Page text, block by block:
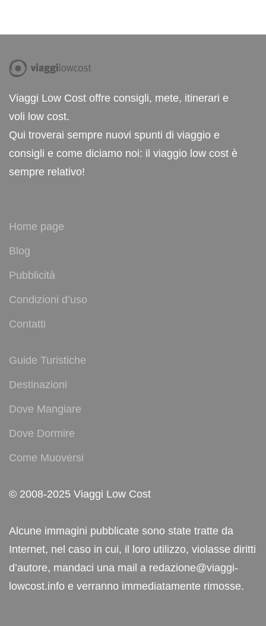
Viaggi Low Cost offre consigli, mete, itinerari e
voli low cost.
Qui troverai sempre nuovi spunti di viaggio e
consigli e come diciamo noi: il viaggio low cost è
sempre relativo!
Home page
Blog
Pubblicità
Condizioni d’uso
Contatti
Guide Turistiche
Destinazioni
Dove Mangiare
Dove Dormire
Come Muoversi
© 2008-2025 Viaggi Low Cost
Alcune immagini pubblicate sono state tratte da
Internet, nel caso in cui, il loro utilizzo, violasse diritti
d’autore, mandaci una mail a redazione@viaggi-
lowcost.info e verranno immediatamente rimosse.